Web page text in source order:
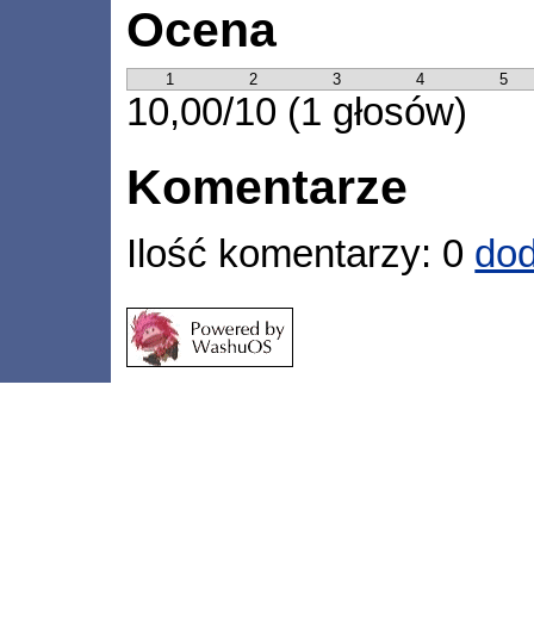
Ocena
1 2 3 4 5
10,00/10 (1 głosów)
Komentarze
Ilość komentarzy: 0